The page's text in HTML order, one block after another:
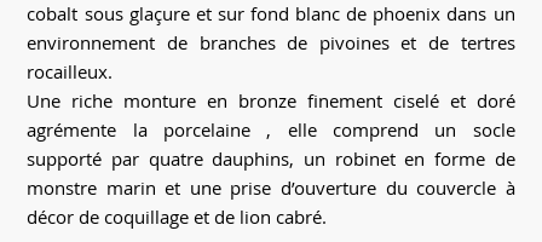
cobalt sous glaçure et sur fond blanc de phoenix dans un
environnement de branches de pivoines et de tertres
rocailleux.
Une riche monture en bronze finement ciselé et doré
agrémente la porcelaine , elle comprend un socle
supporté par quatre dauphins, un robinet en forme de
monstre marin et une prise d’ouverture du couvercle à
décor de coquillage et de lion cabré.